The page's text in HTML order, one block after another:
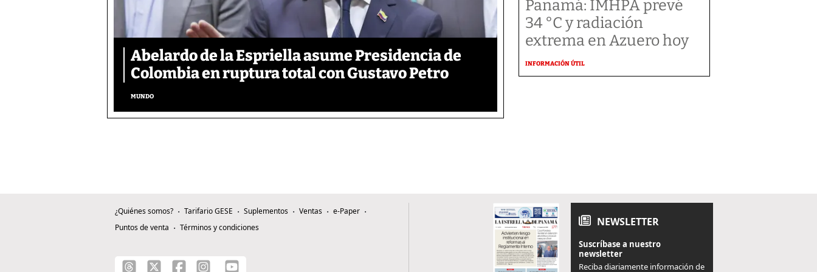
Abelardo de la Espriella asume Presidencia de
Colombia en ruptura total con Gustavo Petro
MUNDO
Panamá: IMHPA prevé
34 °C y radiación
extrema en Azuero hoy
INFORMACIÓN ÚTIL
¿Quiénes somos? Tarifario GESE Suplementos Ventas
e-Paper
Puntos de venta
Términos y condiciones NEWSLETTER
Suscríbase a nuestro
newsletter
Reciba diariamente información de